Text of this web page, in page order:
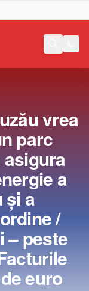
vrea
parc
a
şi a
/
– peste
euro